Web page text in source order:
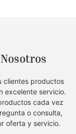
clientes productos
excelente servicio.
cada vez
o consulta,
oferta y servicio.